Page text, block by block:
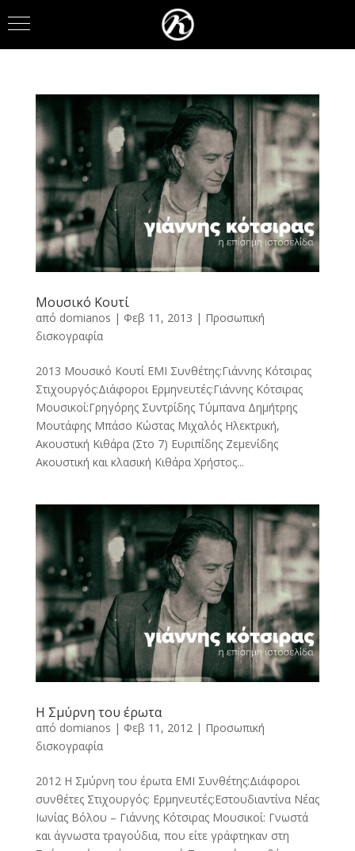
Μουσικό Κουτί
από domianos | Φεβ 11, 2013 | Προσωπική
δισκογραφία
2013 Μουσικό Κουτί EMI Συνθέτης:Γιάννης Κότσιρας
Στιχουργός:Διάφοροι Ερμηνευτές:Γιάννης Κότσιρας
Μουσικοί:Γρηγόρης Συντρίδης Τύμπανα Δημήτρης
Μουτάφης Μπάσο Κώστας Μιχαλός Ηλεκτρική,
Ακουστική Κιθάρα (Στο 7) Ευριπίδης Ζεμενίδης
Ακουστική και κλασική Κιθάρα Χρήστος...
Η Σμύρνη του έρωτα
από domianos | Φεβ 11, 2012| Προσωπική
δισκογραφία
2012 Η Σμύρνη του έρωτα EMI Συνθέτης:Διάφοροι
συνθέτες Στιχουργός: Ερμηνευτές:Εστουδιαντίνα Νέας
Ιωνίας Βόλου – Γιάννης Κότσιρας Μουσικοί: Γνωστά
και άγνωστα τραγούδια, που είτε γράφτηκαν στη